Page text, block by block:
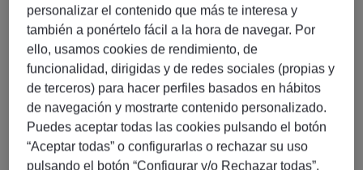
Apache HTTP Server
Apache Tomcat
IBM WebSphere ND y Liberty
Microsoft IIS
Administración de entornos híbridos (on-premise +
cloud) garantizando alta disponibilidad y estabilidad.
personalizar el contenido que más te interesa y
también a ponértelo fácil a la hora de navegar. Por
ello, usamos cookies de rendimiento, de
funcionalidad, dirigidas y de redes sociales (propias y
de terceros) para hacer perfiles basados en hábitos
de navegación y mostrarte contenido personalizado.
Puedes aceptar todas las cookies pulsando el botón
“Aceptar todas” o configurarlas o rechazar su uso
pulsando el botón “Configurar y/o Rechazar todas”.